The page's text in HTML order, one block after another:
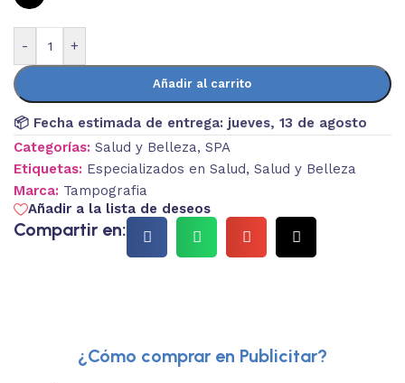
- +
Añadir al carrito
📦 Fecha estimada de entrega: jueves, 13 de agosto
Categorías: Salud y Belleza, SPA
Etiquetas: Especializados en Salud, Salud y Belleza
Marca: Tampografia
Añadir a la lista de deseos
Compartir en:
¿Cómo comprar en Publicitar?